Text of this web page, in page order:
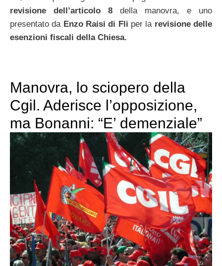
revisione dell’articolo 8 della manovra, e uno
presentato da Enzo Raisi di Fli per la revisione delle
esenzioni fiscali della Chiesa.
Manovra, lo sciopero della
Cgil. Aderisce l’opposizione,
ma Bonanni: “E’ demenziale”